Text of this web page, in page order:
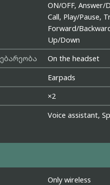
ON/OFF, Answer/
Call, Play/Pause,
Forward/
Up/Down
On the headset
Earpads
×2
Voice assistant,
Only wireless